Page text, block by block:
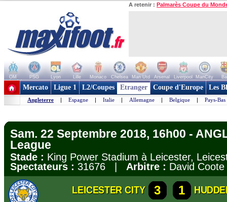
A retenir : Palmarès Coupe du
OM PSG Lyon Lille Monaco Chelsea Man Utd Arsenal Liverpool ManCity
+ de clubs
Mercato Ligue 1 L2/Coupes Etranger Coupe d'Europe Les
Angleterre | Espagne | Italie | Allemagne | Belgique | Pays-Bas
Sam. 22 Septembre 2018, 16h00 -
League
Stade : King Power Stadium à Leicester,
Spectateurs : 31676 | Arbitre : David Coote
LEICESTER CITY 3 1